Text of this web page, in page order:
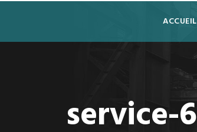
ACCUEIL
service-6